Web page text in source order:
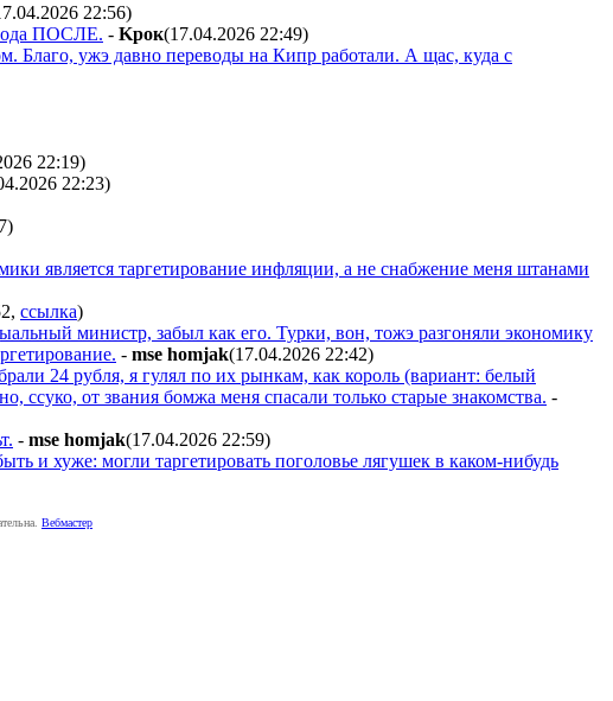
22:56)
ПОСЛЕ. - Kpoк(17.04.2026 22:49)
Благо, ужэ давно переводы на Кипр работали. А щас, куда с
22:19)
22:23)
)
является таргетирование инфляции, а не снабжение меня штанами
, ссылка)
министр, забыл как его. Турки, вон, тожэ разгоняли экономику
- mse homjak(17.04.2026 22:42)
24 рубля, я гулял по их рынкам, как король (вариант: белый
ссуко, от звания бомжа меня спасали только старые знакомства. -
- mse homjak(17.04.2026 22:59)
и хуже: могли таргетировать поголовье лягушек в каком-нибудь
Вебмастер